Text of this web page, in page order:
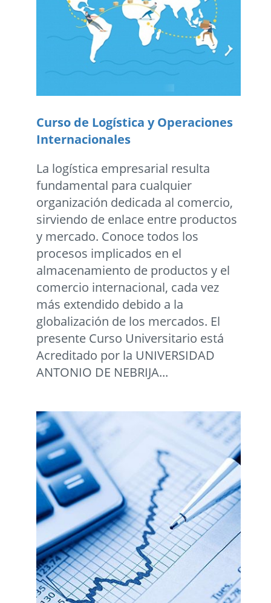
Curso de Logística y Operaciones
Internacionales
La logística empresarial resulta
fundamental para cualquier
organización dedicada al comercio,
sirviendo de enlace entre productos
y mercado. Conoce todos los
procesos implicados en el
almacenamiento de productos y el
comercio internacional, cada vez
más extendido debido a la
globalización de los mercados. El
presente Curso Universitario está
Acreditado por la UNIVERSIDAD
ANTONIO DE NEBRIJA...